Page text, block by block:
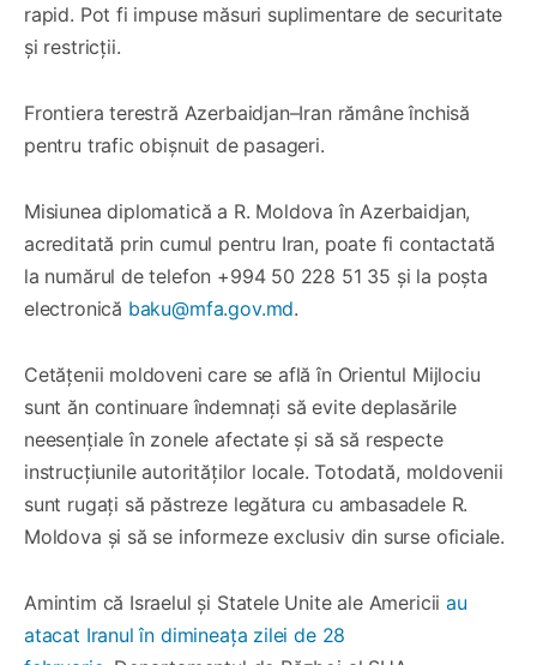
rapid. Pot fi impuse măsuri suplimentare de securitate
și restricții.
Frontiera terestră Azerbaidjan–Iran rămâne închisă
pentru trafic obișnuit de pasageri.
Misiunea diplomatică a R. Moldova în Azerbaidjan,
acreditată prin cumul pentru Iran, poate fi contactată
la numărul de telefon +994 50 228 51 35 și la poșta
electronică baku@mfa.gov.md.
Cetățenii moldoveni care se află în Orientul Mijlociu
sunt ăn continuare îndemnați să evite deplasările
neesențiale în zonele afectate și să să respecte
instrucțiunile autorităților locale. Totodată, moldovenii
sunt rugați să păstreze legătura cu ambasadele R.
Moldova și să se informeze exclusiv din surse oficiale.
Amintim că Israelul și Statele Unite ale Americiiau
atacat Iranul în dimineața zilei de 28